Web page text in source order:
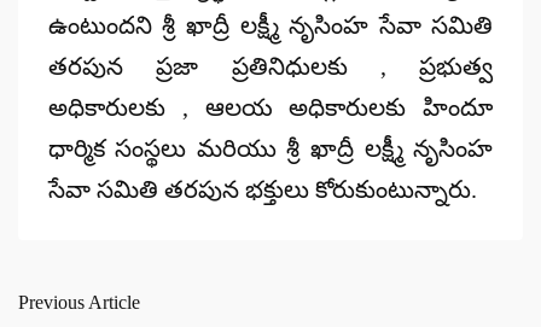
ఉంటుందని శ్రీ ఖాద్రీ లక్ష్మీ నృసింహ సేవా సమితి
తరపున ప్రజా ప్రతినిధులకు , ప్రభుత్వ
అధికారులకు , ఆలయ అధికారులకు హిందూ
ధార్మిక సంస్థలు మరియు శ్రీ ఖాద్రీ లక్ష్మీ నృసింహ
సేవా సమితి తరపున భక్తులు కోరుకుంటున్నారు.
Post
Previous Article